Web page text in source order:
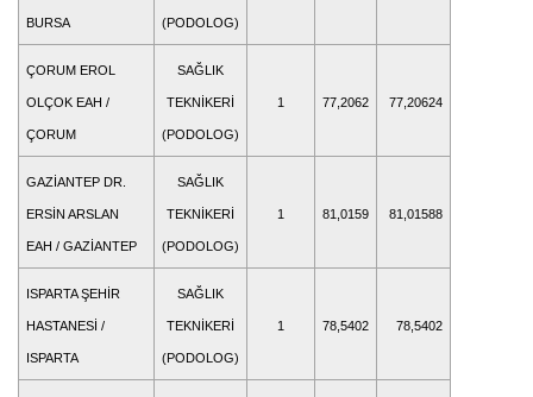
BURSA (PODOLOG)
ÇORUM EROL
OLÇOK EAH /
ÇORUM
SAĞLIK
TEKNİKERİ
(PODOLOG)
1 77,2062 77,20624
GAZİANTEP DR.
ERSİN ARSLAN
EAH / GAZİANTEP
SAĞLIK
TEKNİKERİ
(PODOLOG)
1 81,0159 81,01588
ISPARTA ŞEHİR
HASTANESİ /
ISPARTA
SAĞLIK
TEKNİKERİ
(PODOLOG)
1 78,5402 78,5402